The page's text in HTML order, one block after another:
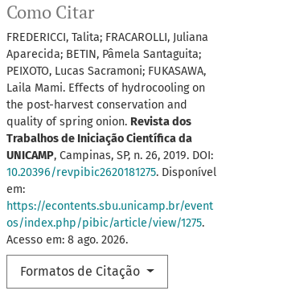
Como Citar
FREDERICCI, Talita; FRACAROLLI, Juliana
Aparecida; BETIN, Pâmela Santaguita;
PEIXOTO, Lucas Sacramoni; FUKASAWA,
Laila Mami. Effects of hydrocooling on
the post-harvest conservation and
quality of spring onion. Revista dos
Trabalhos de Iniciação Científica da
UNICAMP, Campinas, SP, n. 26, 2019. DOI:
10.20396/revpibic2620181275. Disponível
em:
https://econtents.sbu.unicamp.br/event
os/index.php/pibic/article/view/1275.
Acesso em: 8 ago. 2026.
Formatos de Citação